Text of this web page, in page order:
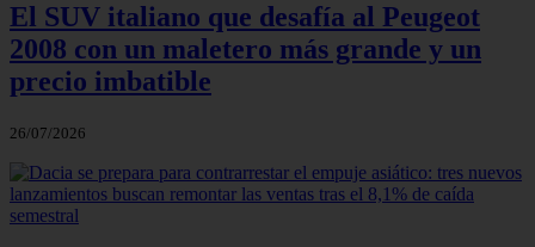
El SUV italiano que desafía al Peugeot
2008 con un maletero más grande y un
precio imbatible
26/07/2026